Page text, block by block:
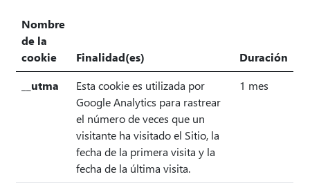
Nombre
de la
cookie
Finalidad(es)
Duración
__utma
Esta cookie es utilizada por
Google Analytics para rastrear
el número de veces que un
visitante ha visitado el Sitio, la
fecha de la primera visita y la
fecha de la última visita.
1 mes